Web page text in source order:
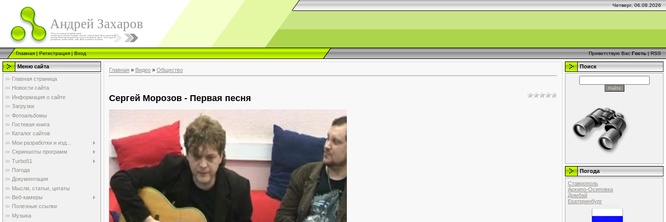
Четверг, 06.08.2026
Андрей Захаров
Главная|Регистрация|Вход Приветствую Вас Гость|RSS
Меню сайта
Главная страница
Новости сайта
Информация о сайте
Загрузки
Фотоальбомы
Гостевая книга
Каталог сайтов
Мои разработки и изд...
Скриншоты программ
Turbo51
Погода
Документация
Мысли, статьи, цитаты
Веб-камеры
Полезные ссылки
Музыка
Главная » Видео » Общество
Сергей Морозов - Первая песня
Поиск
Погода
Ставрополь
Архипо-Осиповка
Домбай
Екатеринбург